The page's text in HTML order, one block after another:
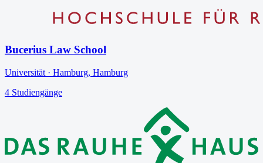
Bucerius Law School
Universität · Hamburg, Hamburg
4 Studiengänge